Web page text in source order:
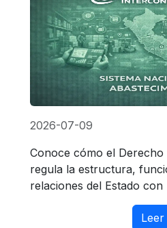
2026-07-09
Conoce cómo el Derecho
regula la estructura,
relaciones del Estado con
Leer